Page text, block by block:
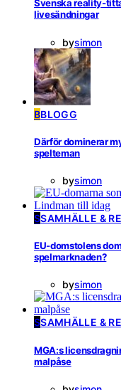
Svenska reality-
livesändningar
bysimon
BBLOGG
Därför dominerar
spelteman
bysimon
SSAMHÄLLE &
EU-domstolens
spelmarknaden?
bysimon
SSAMHÄLLE &
MGA:s
malpåse